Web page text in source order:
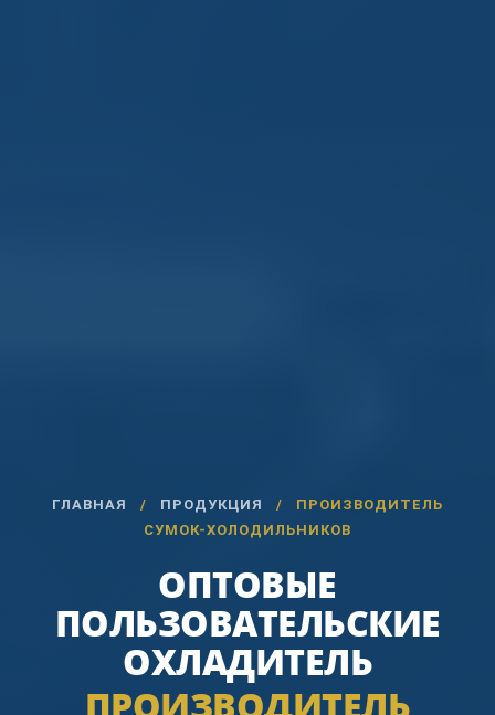
ГЛАВНАЯ / ПРОДУКЦИЯ /
ПРОИЗВОДИТЕЛЬ
СУМОК-ХОЛОДИЛЬНИКОВ
ОПТОВЫЕ
ПОЛЬЗОВАТЕЛЬСКИЕ
ОХЛАДИТЕЛЬ